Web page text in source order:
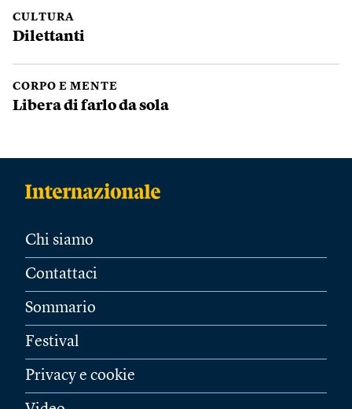
CULTURA
Dilettanti
CORPO E MENTE
Libera di farlo da sola
Chi siamo
Contattaci
Sommario
Festival
Privacy e cookie